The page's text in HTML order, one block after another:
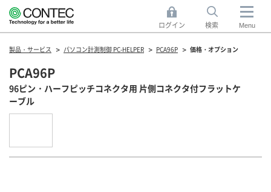
ログイン 検索 Menu
製品・サービス パソコン計測制御 PC-HELPER PCA96P 価格・オプション
PCA96P
96ピン・ハーフピッチコネクタ用 片側コネクタ付フラットケ
ーブル